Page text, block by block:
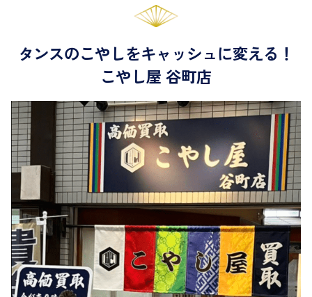
タンスのこやしをキャッシュに変える！
こやし屋 谷町店